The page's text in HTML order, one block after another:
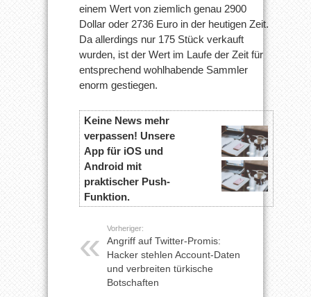
einem Wert von ziemlich genau 2900
Dollar oder 2736 Euro in der heutigen Zeit.
Da allerdings nur 175 Stück verkauft
wurden, ist der Wert im Laufe der Zeit für
entsprechend wohlhabende Sammler
enorm gestiegen.
Keine News mehr
verpassen! Unsere
App für iOS und
Android mit
praktischer Push-
Funktion.
Vorheriger:
Angriff auf Twitter-Promis:
Hacker stehlen Account-Daten
und verbreiten türkische
Botschaften